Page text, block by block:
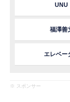
UNU
福澤善
エレベー
※ スポンサー